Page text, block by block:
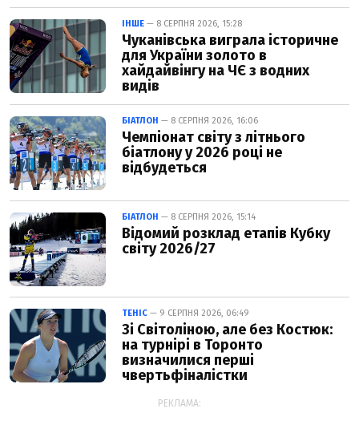
ІНШЕ — 8 СЕРПНЯ 2026, 15:28
Чуканівська виграла історичне
для України золото в
хайдайвінгу на ЧЄ з водних
видів
БІАТЛОН — 8 СЕРПНЯ 2026, 16:06
Чемпіонат світу з літнього
біатлону у 2026 році не
відбудеться
БІАТЛОН — 8 СЕРПНЯ 2026, 15:14
Відомий розклад етапів Кубку
світу 2026/27
ТЕНІС — 9 СЕРПНЯ 2026, 06:49
Зі Світоліною, але без Костюк:
на турнірі в Торонто
визначилися перші
чвертьфіналістки
РЕКЛАМА: